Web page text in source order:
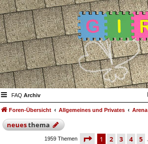
FAQ Archiv
Foren-Übersicht Allgemeines und Privates Arena
neuesthema
1959 Themen seite 1 von 40
1 2 3 4 5